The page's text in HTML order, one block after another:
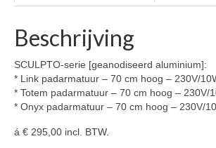
Beschrijving
SCULPTO-serie [geanodiseerd aluminium]:
* Link padarmatuur – 70 cm hoog – 230V/
* Totem padarmatuur – 70 cm hoog – 230V/
* Onyx padarmatuur – 70 cm hoog – 230V/
á € 295,00 incl. BTW.